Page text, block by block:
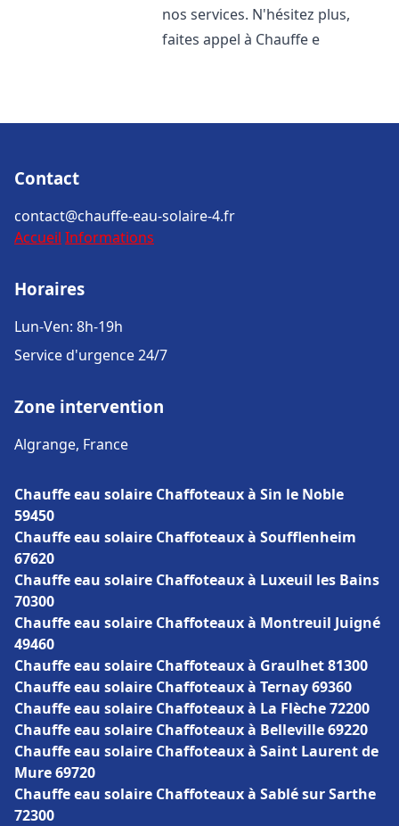
nos services. N'hésitez plus,
faites appel à Chauffe e
Contact
contact@chauffe-eau-solaire-4.fr
Accueil Informations
Horaires
Lun-Ven: 8h-19h
Service d'urgence 24/7
Zone intervention
Algrange, France
Chauffe eau solaire Chaffoteaux à Sin le Noble
59450
Chauffe eau solaire Chaffoteaux à Soufflenheim
67620
Chauffe eau solaire Chaffoteaux à Luxeuil les Bains
70300
Chauffe eau solaire Chaffoteaux à Montreuil Juigné
49460
Chauffe eau solaire Chaffoteaux à Graulhet 81300
Chauffe eau solaire Chaffoteaux à Ternay 69360
Chauffe eau solaire Chaffoteaux à La Flèche 72200
Chauffe eau solaire Chaffoteaux à Belleville 69220
Chauffe eau solaire Chaffoteaux à Saint Laurent de
Mure 69720
Chauffe eau solaire Chaffoteaux à Sablé sur Sarthe
72300